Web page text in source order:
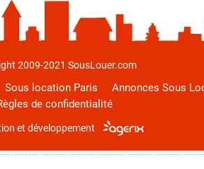
2009-2021 SousLouer.com
Sous location Paris Annonces Sous
de confidentialité
et développement